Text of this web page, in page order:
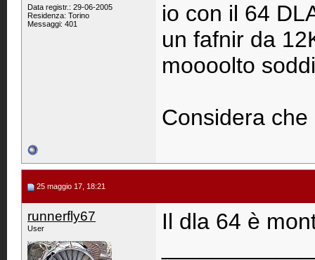
Data registr.: 29-06-2005
Residenza: Torino
Messaggi: 401
io con il 64
un fafnir da
moooolto
Considera
25 maggio 17, 18:21
runnerfly67
User
Il dla 64 è